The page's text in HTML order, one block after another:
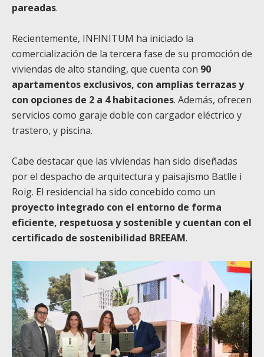
pareadas.
Recientemente, INFINITUM ha iniciado la
comercialización de la tercera fase de su promoción de
viviendas de alto standing, que cuenta con 90
apartamentos exclusivos, con amplias terrazas y
con opciones de 2 a 4 habitaciones. Además, ofrecen
servicios como garaje doble con cargador eléctrico y
trastero, y piscina.
Cabe destacar que las viviendas han sido diseñadas
por el despacho de arquitectura y paisajismo Batlle i
Roig. El residencial ha sido concebido como un
proyecto integrado con el entorno de forma
eficiente, respetuosa y sostenible y cuentan con el
certificado de sostenibilidad BREEAM.